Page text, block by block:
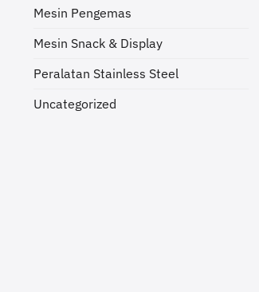
Mesin Pengemas
Mesin Snack & Display
Peralatan Stainless Steel
Uncategorized